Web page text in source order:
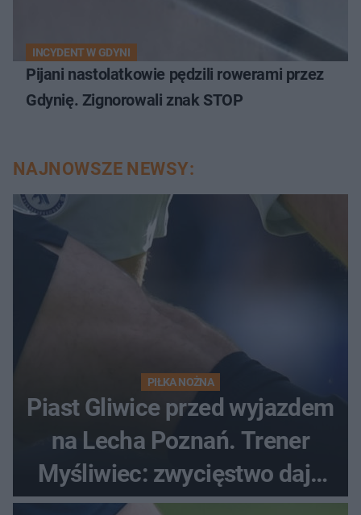
INCYDENT W GDYNI
Pijani nastolatkowie pędzili rowerami przez
Gdynię. Zignorowali znak STOP
NAJNOWSZE NEWSY:
PIŁKA NOŻNA
Piast Gliwice przed wyjazdem
na Lecha Poznań. Trener
Myśliwiec: zwycięstwo daje
satysfakcję